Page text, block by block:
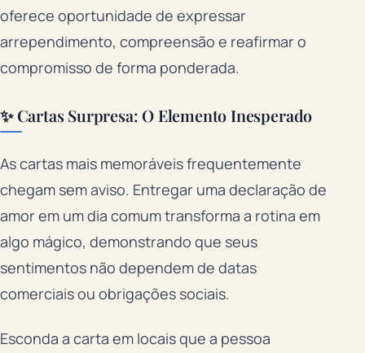
oferece oportunidade de expressar
arrependimento, compreensão e reafirmar o
compromisso de forma ponderada.
✨ Cartas Surpresa: O Elemento Inesperado
As cartas mais memoráveis frequentemente
chegam sem aviso. Entregar uma declaração de
amor em um dia comum transforma a rotina em
algo mágico, demonstrando que seus
sentimentos não dependem de datas
comerciais ou obrigações sociais.
Esconda a carta em locais que a pessoa